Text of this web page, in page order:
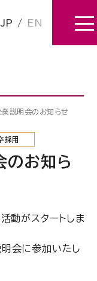
JP / EN
説明会のお知らせ
採用
のお知ら
動がスタートしま
会に参加いたし